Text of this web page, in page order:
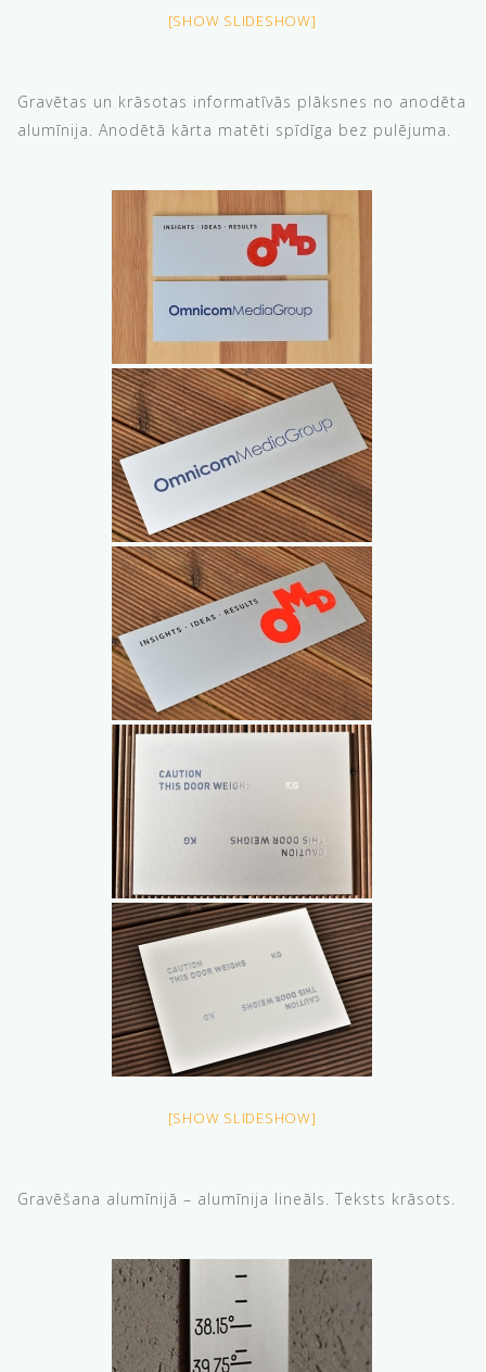
[SHOW SLIDESHOW]
Gravētas un krāsotas informatīvās plāksnes no anodēta
alumīnija. Anodētā kārta matēti spīdīga bez pulējuma.
[SHOW SLIDESHOW]
Gravēšana alumīnijā – alumīnija lineāls. Teksts krāsots.